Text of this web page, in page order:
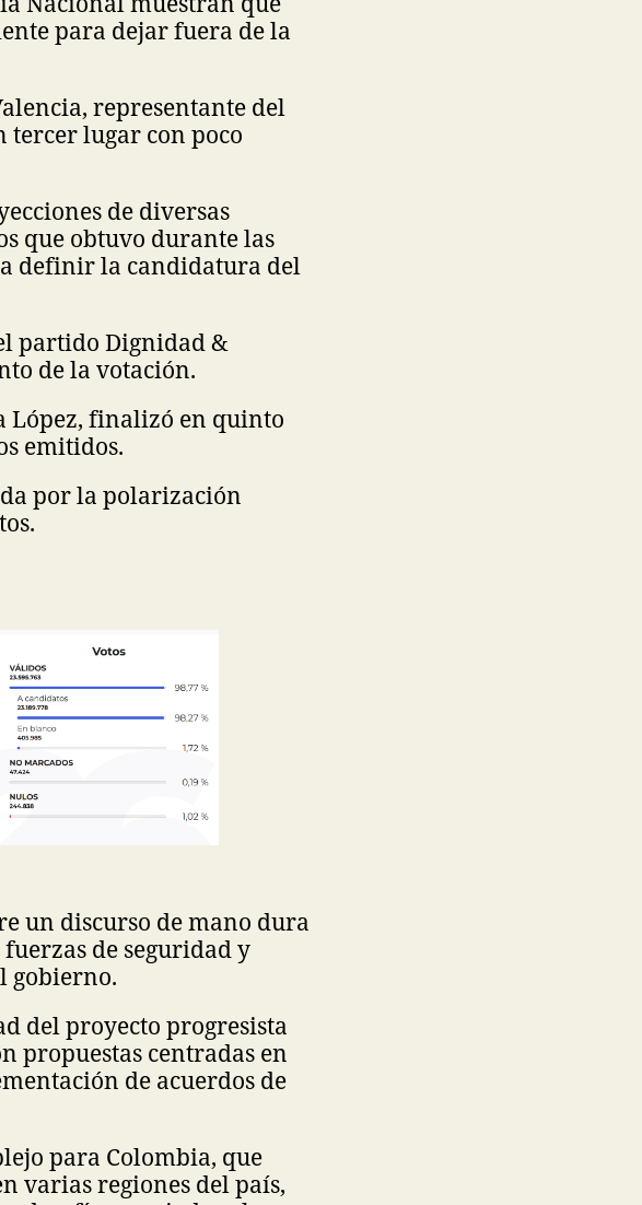
para dejar fuera de la
representante del
tercer lugar con poco
de diversas
que obtuvo durante las
definir la candidatura del
partido Dignidad &
de la votación.
López, finalizó en quinto
emitidos.
por la polarización
un discurso de mano dura
de seguridad y
gobierno.
del proyecto progresista
propuestas centradas en
de acuerdos de
para Colombia, que
varias regiones del país,